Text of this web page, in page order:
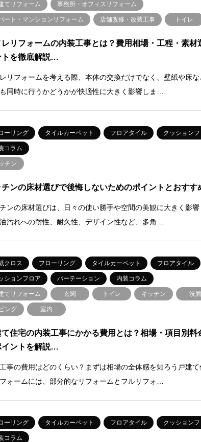
てリフォーム 事務所・オフィスリフォーム
ート・マンションリフォーム 店舗改修・改装工事 トイレ
レリフォームの内装工事とは？費用相場・工程・素材
トを徹底解説…
レリフォームを考える際、本体の交換だけでなく、壁紙や床
同時に行うかどうかが快適性に大きく影響しま…
ーリング タイルカーペット フロアタイル クッションフ
コラム
チン
チンの床材選びで後悔しないためのポイントとおすす
ンの床材選びは、日々の使い勝手や空間の美観に大きく影響
汚れへの耐性、耐久性、デザイン性など、多角…
クロス フローリング タイルカーペット フロアタイル
ションフロア パーテーション 内装コラム
てリフォーム 玄関 トイレ キッチン 洗面
ング 室内
て住宅の内装工事にかかる費用とは？相場・項目別料
イントを解説…
事の費用はどのくらい？まずは相場の全体感を知ろう戸建て
ォームには、部分的なリフォームとフルリフォ…
ーリング タイルカーペット フロアタイル クッションフ
コラム